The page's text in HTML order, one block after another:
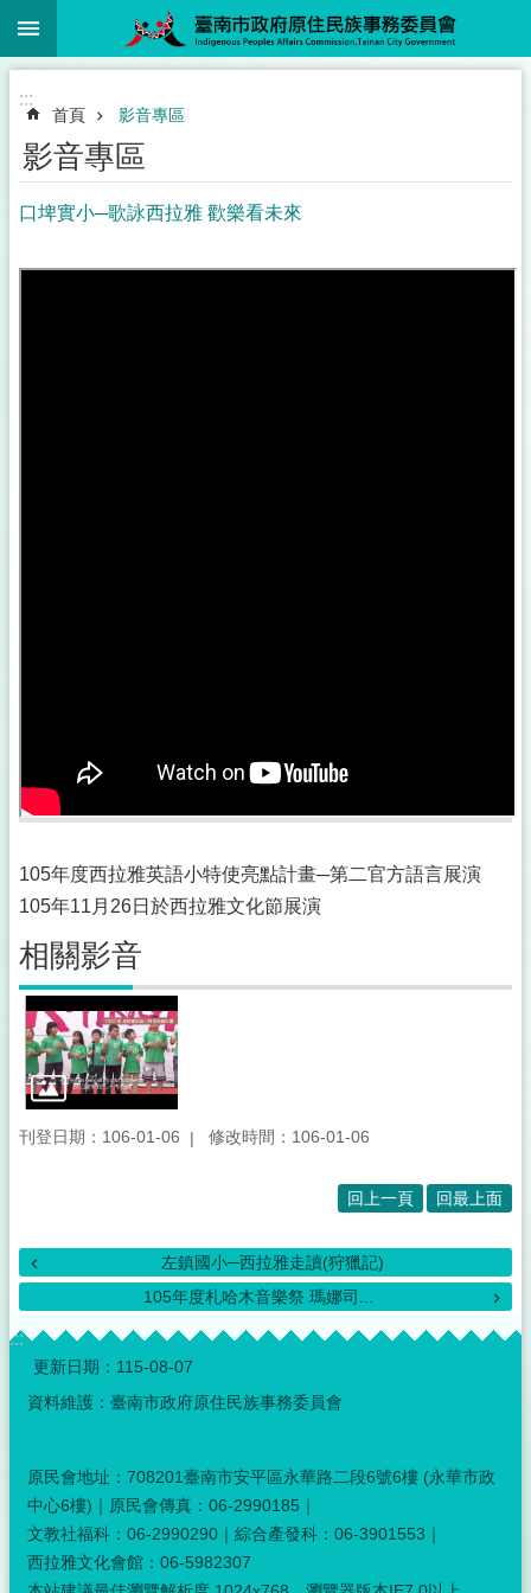
跳到主要內容區塊
:::
首頁 影音專區
影音專區
口埤實小─歌詠西拉雅 歡樂看未來
105年度西拉雅英語小特使亮點計畫─第二官方語言展演
105年11月26日於西拉雅文化節展演
相關影音
刊登日期：106-01-06 修改時間：106-01-06
回上一頁 回最上面
左鎮國小─西拉雅走讀(狩獵記)
105年度札哈木音樂祭 瑪娜司...
:::
更新日期： 115-08-07
資料維護：臺南市政府原住民族事務委員會
原民會地址：708201臺南市安平區永華路二段6號6樓 (永華市政
中心6樓)｜原民會傳真：06-2990185｜
文教社福科：06-2990290｜綜合產發科：06-3901553｜
西拉雅文化會館：06-5982307